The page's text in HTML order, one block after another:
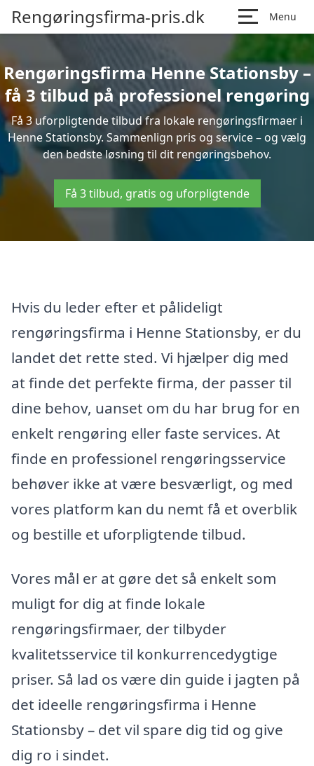
Rengøringsfirma-pris.dk Menu
Rengøringsfirma Henne Stationsby –
få 3 tilbud på professionel rengøring
Få 3 uforpligtende tilbud fra lokale rengøringsfirmaer i
Henne Stationsby. Sammenlign pris og service – og vælg
den bedste løsning til dit rengøringsbehov.
Få 3 tilbud, gratis og uforpligtende
Hvis du leder efter et pålideligt
rengøringsfirma i Henne Stationsby, er du
landet det rette sted. Vi hjælper dig med
at finde det perfekte firma, der passer til
dine behov, uanset om du har brug for en
enkelt rengøring eller faste services. At
finde en professionel rengøringsservice
behøver ikke at være besværligt, og med
vores platform kan du nemt få et overblik
og bestille et uforpligtende tilbud.
Vores mål er at gøre det så enkelt som
muligt for dig at finde lokale
rengøringsfirmaer, der tilbyder
kvalitetsservice til konkurrencedygtige
priser. Så lad os være din guide i jagten på
det ideelle rengøringsfirma i Henne
Stationsby – det vil spare dig tid og give
dig ro i sindet.